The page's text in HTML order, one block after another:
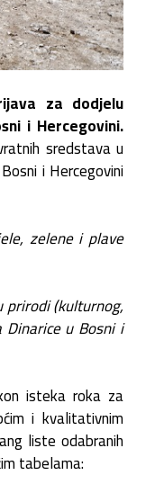
za dodjelu
i Hercegovini.
sredstava u
i Hercegovini
zelene i plave
(kulturnog,
u Bosni i
isteka roka za
i kvalitativnim
liste odabranih
tabelama: